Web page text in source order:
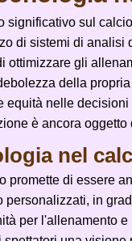
significativo sul
di sistemi di analisi
ottimizzare gli
della
equità nelle
è ancora oggetto
nel
promette di essere
in
per l'allenamento